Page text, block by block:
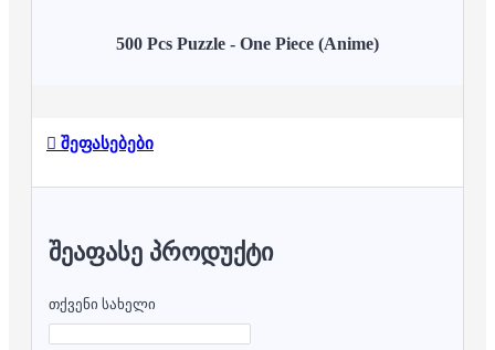
500 Pcs Puzzle - One Piece (Anime)
შეფასებები
ᲨᲔᲐᲤᲐᲡᲔ ᲞᲠᲝᲓᲣᲥᲢᲘ
თქვენი სახელი